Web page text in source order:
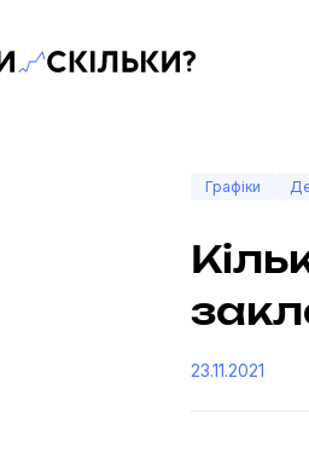
— Медіа про суспільні
Графіки
23.11.2021